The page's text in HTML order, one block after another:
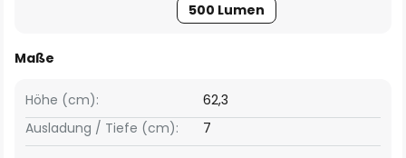
500 Lumen
Maße
Höhe (cm):
62,3
Ausladung / Tiefe (cm):
7